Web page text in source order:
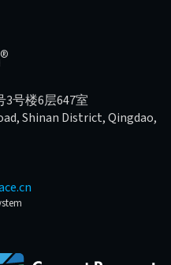
®
号楼6层647室
Shinan District, Qingdao,